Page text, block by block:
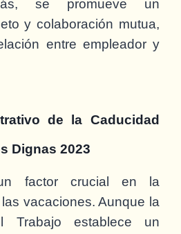
se promueve un
y colaboración mutua,
entre empleador y
de la Caducidad
Dignas 2023
factor crucial en la
vacaciones. Aunque la
Trabajo establece un